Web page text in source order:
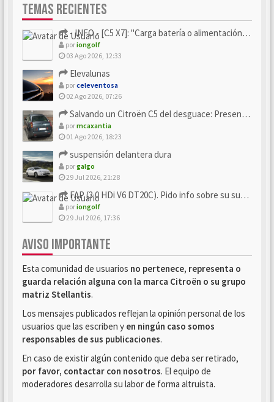
TEMAS RECIENTES
- INFO - [C5 X7]: "Carga batería o alimentación eléctri...
poriongolf
03 Ago 2026, 12:33
Elevalunas
porceleventosa
02 Ago 2026, 07:26
Salvando un Citroën C5 del desguace: Presentación y seguimiento
pormcaxantia
01 Ago 2026, 18:23
suspensión delantera dura
porgalgo
29 Jul 2026, 21:28
FAP (3.0 HDi V6 DT20C). Pido info sobre su sustitución
poriongolf
29 Jul 2026, 17:36
AVISO IMPORTANTE
Esta comunidad de usuarios no pertenece, representa o
guarda relación alguna con la marca Citroën o su grupo
matriz Stellantis.
Los mensajes publicados reflejan la opinión personal de los
usuarios que las escriben y en ningún caso somos
responsables de sus publicaciones.
En caso de existir algún contenido que deba ser retirado,
por favor, contactar con nosotros. El equipo de
moderadores desarrolla su labor de forma altruista.